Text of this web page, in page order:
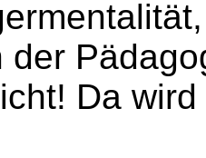
der
Da